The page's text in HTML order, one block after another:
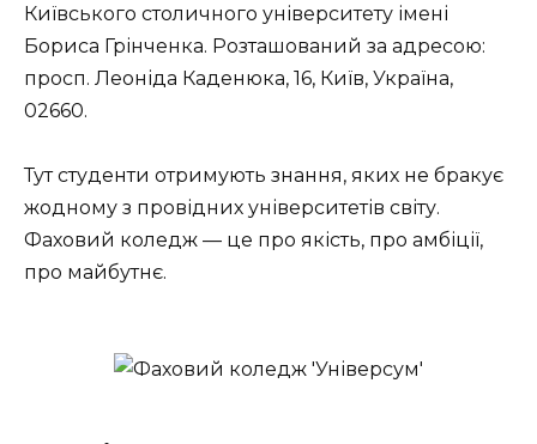
Київського столичного університету імені
Бориса Грінченка. Розташований за адресою:
просп. Леоніда Каденюка, 16, Київ, Україна,
02660.
Тут студенти отримують знання, яких не бракує
жодному з провідних університетів світу.
Фаховий коледж — це про якість, про амбіції,
про майбутнє.